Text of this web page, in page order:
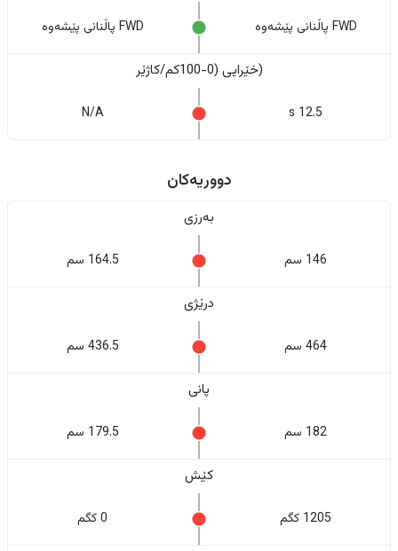
FWD پاڵنانی پێشەوە FWD پاڵنانی پێشەوە
(خێرایی (0-100کم/کاژێر
12.5 s
N/A
دووریەکان
بەرزی
146 سم 164.5 سم
درێژی
464 سم 436.5 سم
پانی
182 سم 179.5 سم
کێش
1205 کگم 0 کگم